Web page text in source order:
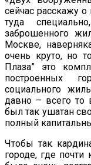
сейчас расскажу
туда
заброшенного
Москве,
очень круто, но
Плаза” это
построенных
социального
давно – всего то
был так ушатан
полный
Чтобы так
городе, где